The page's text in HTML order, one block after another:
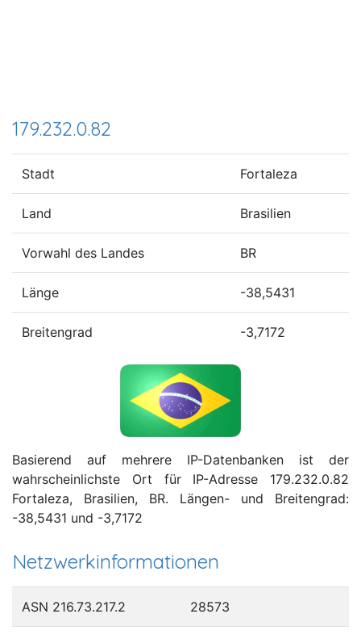
179.232.0.82
Stadt Fortaleza
Land Brasilien
Vorwahl des Landes BR
Länge -38,5431
Breitengrad -3,7172
Basierend auf mehrere IP-Datenbanken ist der
wahrscheinlichste Ort für IP-Adresse 179.232.0.82
Fortaleza, Brasilien, BR. Längen- und Breitengrad:
-38,5431 und -3,7172
Netzwerkinformationen
ASN 216.73.217.2 28573